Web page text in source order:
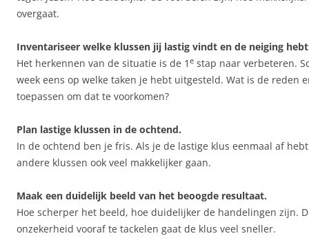
overgaat.
Inventariseer welke klussen jij lastig vindt en de neiging
Het herkennen van de situatie is de 1 e stap naar verbeteren.
week eens op welke taken je hebt uitgesteld. Wat is de reden
toepassen om dat te voorkomen?
Plan lastige klussen in de ochtend.
In de ochtend ben je fris. Als je de lastige klus eenmaal af
andere klussen ook veel makkelijker gaan.
Maak een duidelijk beeld van het beoogde resultaat.
Hoe scherper het beeld, hoe duidelijker de handelingen zijn.
onzekerheid vooraf te tackelen gaat de klus veel sneller.